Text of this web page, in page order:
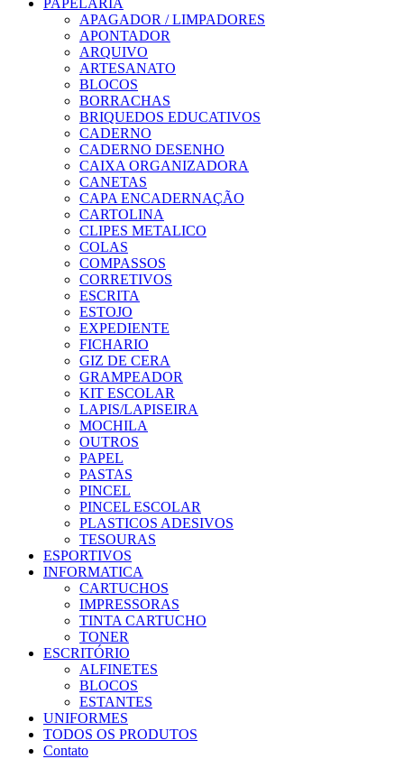
APAGADOR / LIMPADORES
APONTADOR
ARQUIVO
ARTESANATO
BLOCOS
BORRACHAS
BRIQUEDOS EDUCATIVOS
CADERNO
CADERNO DESENHO
CAIXA ORGANIZADORA
CANETAS
CAPA ENCADERNAÇÃO
CARTOLINA
CLIPES METALICO
COLAS
COMPASSOS
CORRETIVOS
ESCRITA
ESTOJO
EXPEDIENTE
FICHARIO
GIZ DE CERA
GRAMPEADOR
KIT ESCOLAR
LAPIS/LAPISEIRA
MOCHILA
OUTROS
PAPEL
PASTAS
PINCEL
PINCEL ESCOLAR
PLASTICOS ADESIVOS
TESOURAS
ESPORTIVOS
INFORMATICA
CARTUCHOS
IMPRESSORAS
TINTA CARTUCHO
TONER
ESCRITÓRIO
ALFINETES
BLOCOS
ESTANTES
UNIFORMES
TODOS OS PRODUTOS
Contato